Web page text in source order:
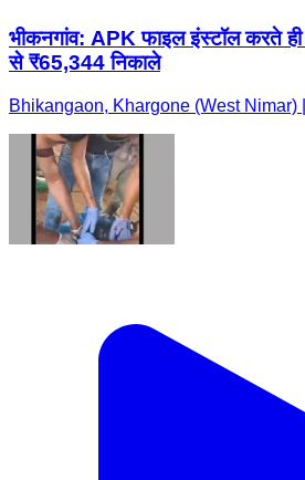
भीकनगांव: APK फाइल इंस्टॉल करते ही
से ₹65,344 निकाले
Bhikangaon, Khargone (West Nimar)